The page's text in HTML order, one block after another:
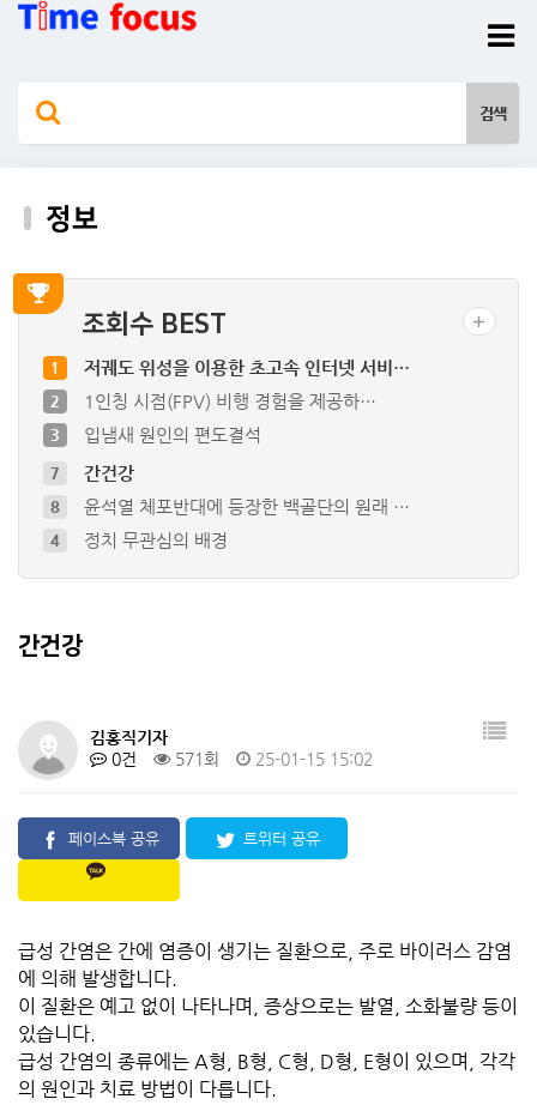
정보
조회수 BEST
7 간건강
8 윤석열 체포반대에 등장한 백골단의 원래 …
4 정치 무관심의 배경
1 저궤도 위성을 이용한 초고속 인터넷 서비…
2 1인칭 시점(FPV) 비행 경험을 제공하…
3 입냄새 원인의 편도결석
간건강
김홍직기자
0건
571회 25-01-15 15:02
페이스북 공유 트위터 공유
급성 간염은 간에 염증이 생기는 질환으로, 주로 바이러스 감염
에 의해 발생합니다.
이 질환은 예고 없이 나타나며, 증상으로는 발열, 소화불량 등이
있습니다.
급성 간염의 종류에는 A형, B형, C형, D형, E형이 있으며, 각각
의 원인과 치료 방법이 다릅니다.